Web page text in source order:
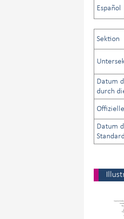
Español
Sektion
Datum
durch
Datum